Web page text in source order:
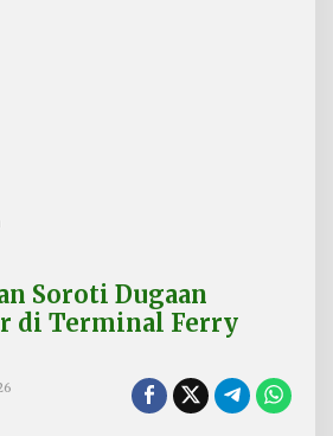
D
N
u
k
Soroti Dugaan
di Terminal Ferry